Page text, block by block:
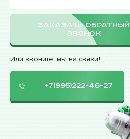
ЗАКАЗАТЬ ОБРАТНЫЙ
ЗВОНОК
Или звоните, мы на связи!
+7(995)222-46-27